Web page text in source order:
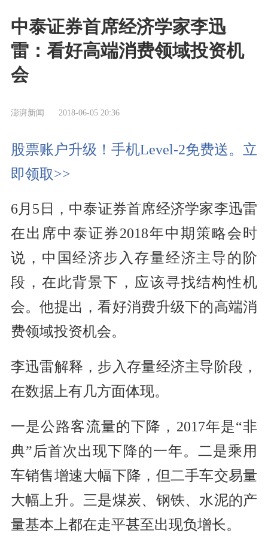
中泰证券首席经济学家李迅
雷：看好高端消费领域投资机
会
澎湃新闻 2018-06-05 20:36
股票账户升级！手机Level-2免费送。立
即领取>>
6月5日，中泰证券首席经济学家李迅雷
在出席中泰证券2018年中期策略会时
说，中国经济步入存量经济主导的阶
段，在此背景下，应该寻找结构性机
会。他提出，看好消费升级下的高端消
费领域投资机会。
李迅雷解释，步入存量经济主导阶段，
在数据上有几方面体现。
一是公路客流量的下降，2017年是“非
典”后首次出现下降的一年。二是乘用
车销售增速大幅下降，但二手车交易量
大幅上升。三是煤炭、钢铁、水泥的产
量基本上都在走平甚至出现负增长。